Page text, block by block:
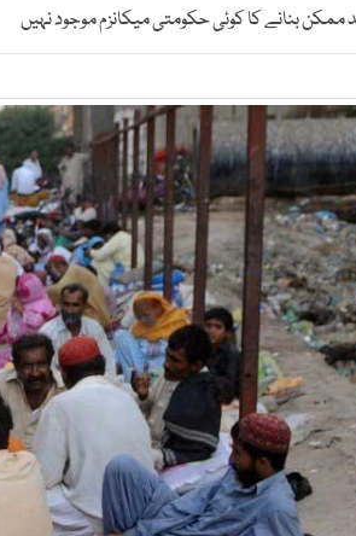
ممکن بنانے کا کوئی حکومتی میکانزم موجود نہیں